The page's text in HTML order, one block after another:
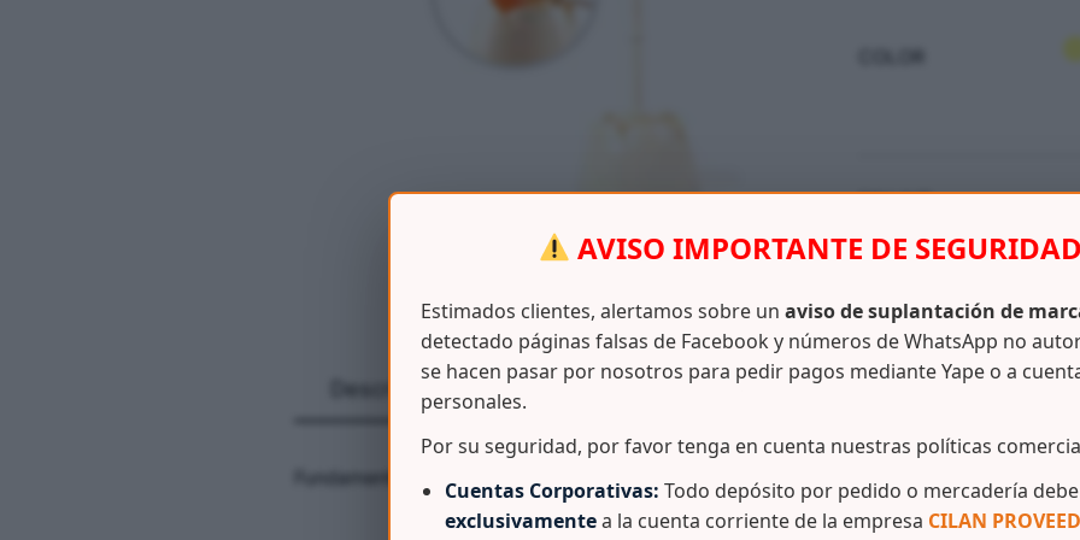
SKU:N/D
CATEGORÍAS: ASEO /
Información adicional
Fundamental para limpiar a fondo el inodoro, esta escobilla para baño no debe faltar
AVISO IMPORTANTE DE SEGURIDAD
Estimados clientes, alertamos sobre un aviso de suplantación de
detectado páginas falsas de Facebook y números de WhatsApp no
se hacen pasar por nosotros para pedir pagos mediante Yape o a
personales.
Por su seguridad, por favor tenga en cuenta nuestras políticas
Cuentas Corporativas: Todo depósito por pedido o mercadería
exclusivamentea la cuenta corriente de la empresa CILAN